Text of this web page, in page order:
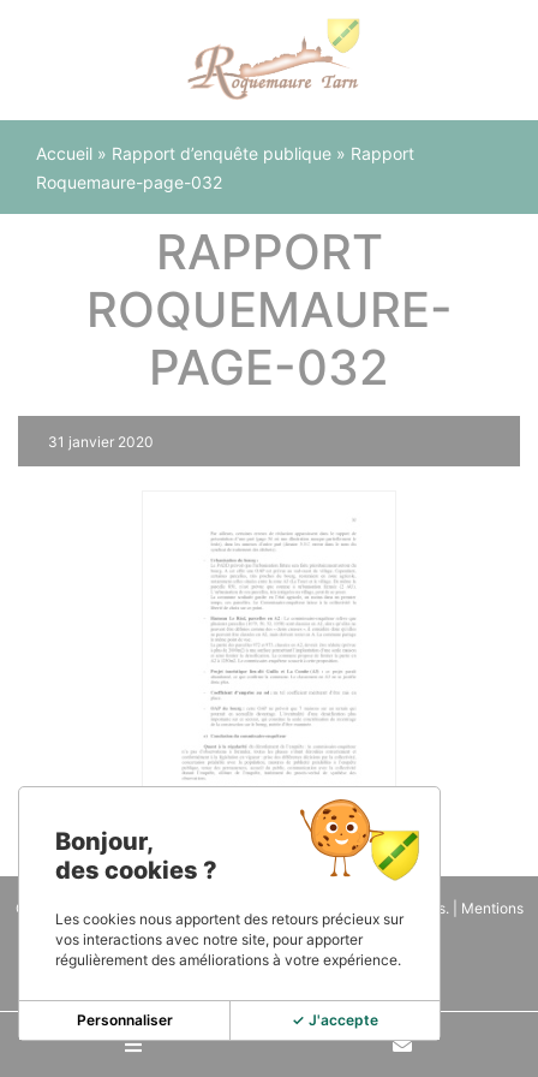
Accueil » Rapport d’enquête publique » Rapport
Roquemaure-page-032
RAPPORT
ROQUEMAURE-
PAGE-032
31 janvier 2020
Copyright 2026 . Tous droits réservés. | Mentions
légales| Une réalisationIWEGO
Bonjour,
des cookies ?
Les cookies nous apportent des retours précieux sur
vos interactions avec notre site, pour apporter
régulièrement des améliorations à votre expérience.
✓ J'accepte
Personnaliser